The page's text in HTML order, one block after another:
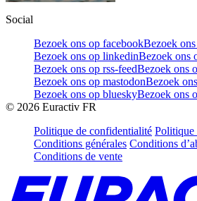
Social
Bezoek ons op facebookBezoek
Bezoek ons op linkedinBezoek ons
Bezoek ons op rss-feedBezoek ons
Bezoek ons op mastodonBezoek
Bezoek ons op blueskyBezoek ons
© 2026 Euractiv FR
Politique de confidentialité Politique
Conditions générales Conditions
Conditions de vente